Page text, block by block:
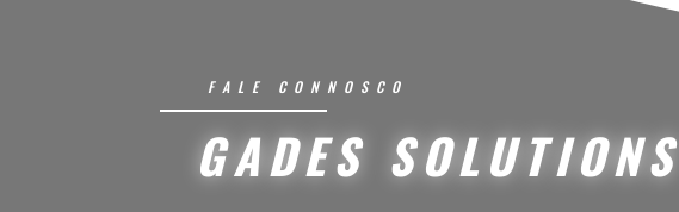
FALE CONNOSCO
GADES SOLUTIONS